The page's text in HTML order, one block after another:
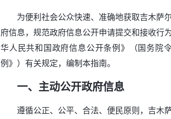
为便利社会公众快速、准确地获取吉木萨
府信息，规范政府信息公开申请提交和接收行
华人民共和国政府信息公开条例》（国务院
例》）有关规定，编制本指南。
一、主动公开政府信息
遵循公正、公平、合法、便民原则，吉木